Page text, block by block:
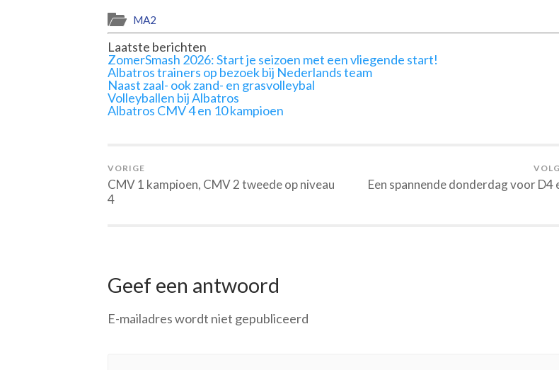
MA2
Laatste berichten
ZomerSmash 2026: Start je seizoen met een vliegende start!
Albatros trainers op bezoek bij Nederlands team
Naast zaal- ook zand- en grasvolleybal
Volleyballen bij Albatros
Albatros CMV 4 en 10 kampioen
VORIGE
CMV 1 kampioen, CMV 2 tweede op niveau
4
Een spannende donderdag voor D4
Geef een antwoord
E-mailadres wordt niet gepubliceerd